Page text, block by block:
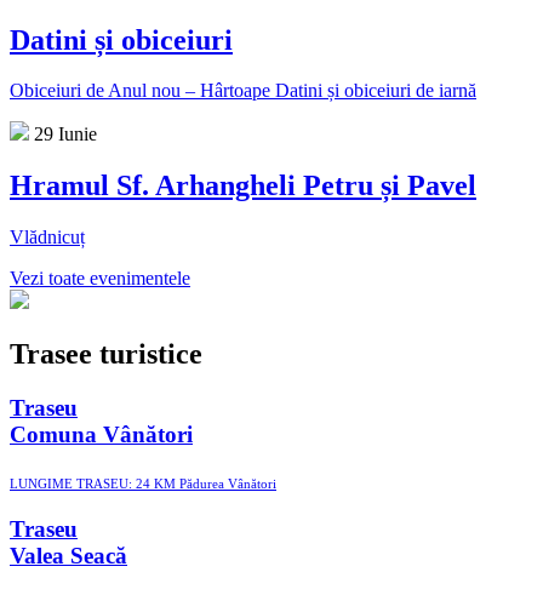
Datini și obiceiuri
Obiceiuri de Anul nou – Hârtoape Datini și obiceiuri de iarnă
29 Iunie
Hramul Sf. Arhangheli Petru și Pavel
Vlădnicuț
Vezi toate evenimentele
Trasee turistice
Traseu
Comuna Vânători
LUNGIME TRASEU: 24 KM Pădurea Vânători
Traseu
Valea Seacă